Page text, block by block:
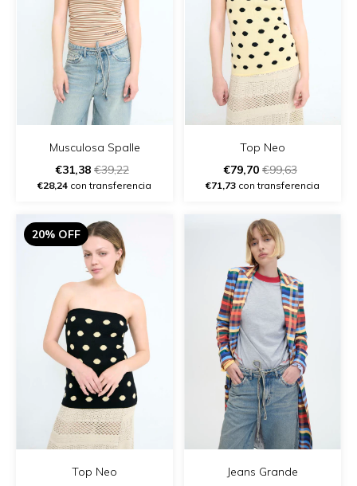
Musculosa Spalle
€31,38 €39,22
€28,24 con transferencia
Top Neo
€79,70 €99,63
€71,73 con transferencia
20% OFF
Top Neo
Jeans Grande